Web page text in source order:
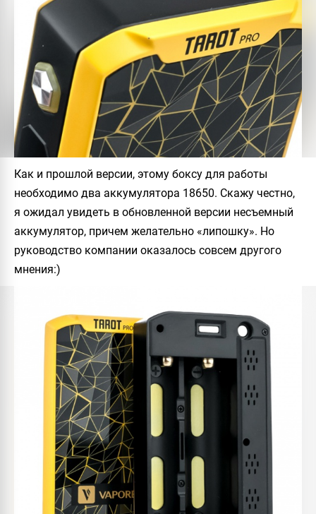
Как и прошлой версии, этому боксу для работы
необходимо два аккумулятора 18650. Скажу честно,
я ожидал увидеть в обновленной версии несъемный
аккумулятор, причем желательно «липошку». Но
руководство компании оказалось совсем другого
мнения:)